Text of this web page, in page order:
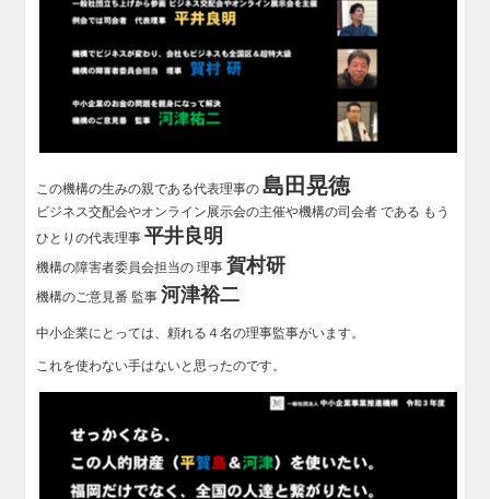
この機構の生みの親である代表理事の島田晃徳
ビジネス交配会やオンライン展示会の主催や機構の司会者 である もう
ひとりの代表理事平井良明
機構の障害者委員会担当の 理事賀村研
機構のご意見番 監事河津裕二
中小企業にとっては、頼れる４名の理事監事がいます。
これを使わない手はないと思ったのです。